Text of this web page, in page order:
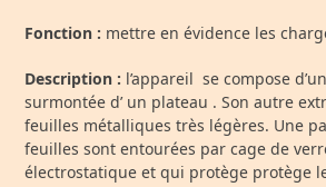
Fonction : mettre en évidence les
Description : l’appareil se compose
surmontée d’ un plateau . Son autre
feuilles métalliques très légères. Une
feuilles sont entourées par cage de
électrostatique et qui protège protège